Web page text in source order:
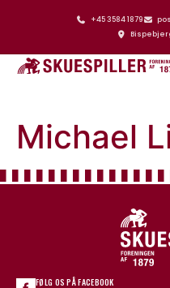
+45 3584 1879
Michael
FØLG OS PÅ FACEBOOK